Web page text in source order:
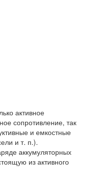
активное
сопротивление, так
и емкостные
и т. п.).
аккумуляторных
из активного